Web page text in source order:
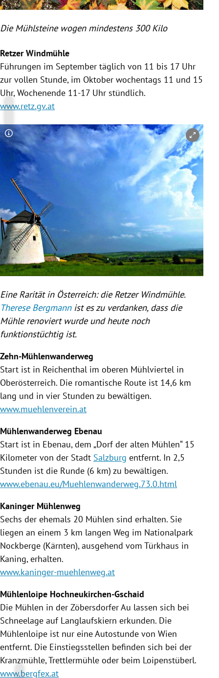
Die Mühlsteinewogen mindestens 300 Kilo
Retzer Windmühle
Führungen im September täglich von 11 bis 17 Uhr
zur vollen Stunde, im Oktober wochentags 11 und 15
Uhr, Wochenende 11-17 Uhr stündlich.
www.retz.gv.at
Copyright-Hinweis öffnen/schließen
Eine Rarität in Österreich: die Retzer Windmühle.
Therese Bergmannist es zu verdanken, dass die
Mühlerenoviert wurde und heute noch
funktionstüchtig ist.
Zehn-Mühlenwanderweg
Start ist in Reichenthal im oberen Mühlviertel in
Oberösterreich. Die romantische Route ist 14,6 km
lang und in vier Stunden zu bewältigen.
www.muehlenverein.at
Mühlenwanderweg Ebenau
Start ist in Ebenau, dem „Dorf der alten Mühlen“ 15
Kilometer von der Stadt Salzburg entfernt. In 2,5
Stunden ist die Runde (6 km) zu bewältigen.
www.ebenau.eu/Muehlenwanderweg.73.0.html
Kaninger Mühlenweg
Sechs der ehemals 20 Mühlen sind erhalten. Sie
liegen an einem 3 km langen Weg im Nationalpark
Nockberge (Kärnten), ausgehend vom Türkhaus in
Kaning, erhalten.
www.kaninger-muehlenweg.at
Mühlenloipe Hochneukirchen-Gschaid
Die Mühlen in der Zöbersdorfer Au lassen sich bei
Schneelage auf Langlaufskiern erkunden. Die
Mühlenloipe ist nur eine Autostunde von Wien
entfernt. Die Einstiegsstellen befinden sich bei der
Kranzmühle, Trettlermühle oder beim Loipenstüberl.
www.bergfex.at